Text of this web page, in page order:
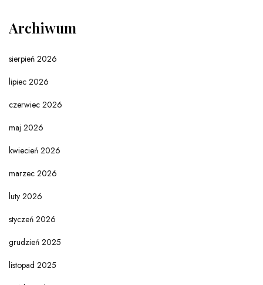
Archiwum
sierpień 2026
lipiec 2026
czerwiec 2026
maj 2026
kwiecień 2026
marzec 2026
luty 2026
styczeń 2026
grudzień 2025
listopad 2025